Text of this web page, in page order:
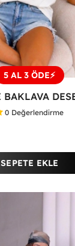
5 AL 3 ÖDE⚡
0 Değerlendirme
SEPETE EKLE